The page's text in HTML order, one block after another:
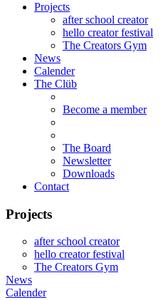
Projects
after school creator
hello creator festival
The Creators Gym
News
Calender
The Clüb
Become a member
The Board
Newsletter
Downloads
Contact
Projects
after school creator
hello creator festival
The Creators Gym
News
Calender